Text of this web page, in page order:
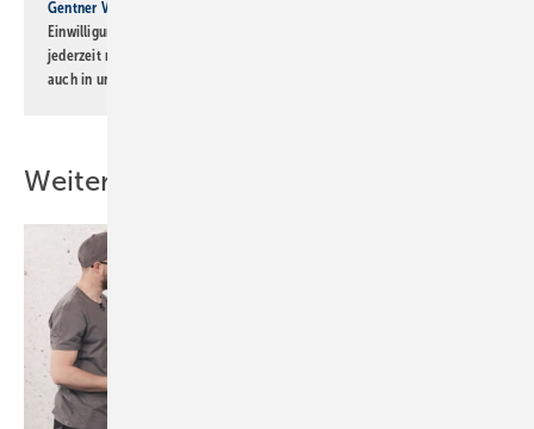
Gentner Verlag GmbH & Co. KG
Einwilligung kann ich jederzeit widerrufen und eine Abmeldung ist
jederzeit möglich. Informationen zum Umgang mit Daten finden Sie
auch in unserer
Weitere Inhalte